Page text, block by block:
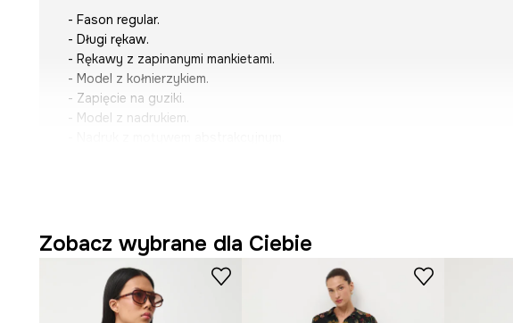
- Fason regular.
- Długi rękaw.
- Rękawy z zapinanymi mankietami.
- Model z kołnierzykiem.
- Zapięcie na guziki.
- Model z nadrukiem.
Zobacz wybrane dla Ciebie